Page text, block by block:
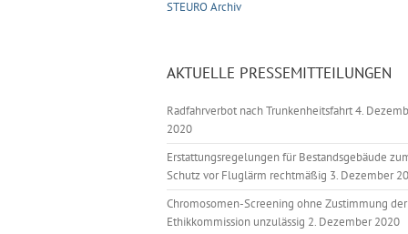
STEURO Archiv
AKTUELLE PRESSEMITTEILUNGEN
Radfahrverbot nach Trunkenheitsfahrt4.
2020
Erstattungsregelungen für Bestandsgebäude
Schutz vor Fluglärm rechtmäßig 3. Dezember
Chromosomen-Screening ohne Zustimmung der
Ethikkommission unzulässig 2. Dezember 2020